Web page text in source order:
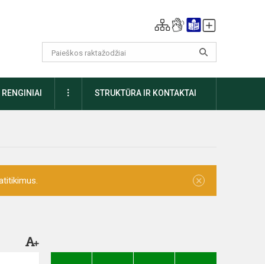
RENGINIAI DAUGIAUSTRUKTŪRA IR KONTAKTAI
×